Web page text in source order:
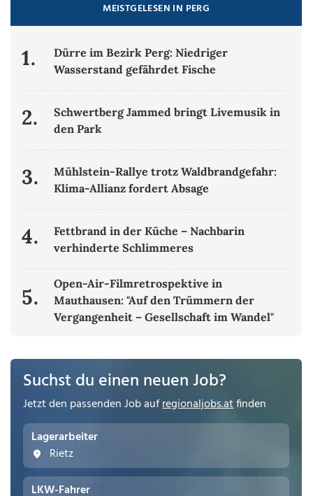
MEISTGELESEN IN PERG
1.
Dürre im Bezirk Perg: Niedriger
Wasserstand gefährdet Fische
2.
Schwertberg Jammed bringt Livemusik in
den Park
3.
Mühlstein-Rallye trotz Waldbrandgefahr:
Klima-Allianz fordert Absage
4.
Fettbrand in der Küche – Nachbarin
verhinderte Schlimmeres
5.
Open-Air-Filmretrospektive in
Mauthausen: "Auf den Trümmern der
Vergangenheit – Gesellschaft im Wandel"
Suchst du einen neuen Job?
Jetzt den passenden Job aufregionaljobs.atfinden
Lagerarbeiter
Rietz
LKW-Fahrer